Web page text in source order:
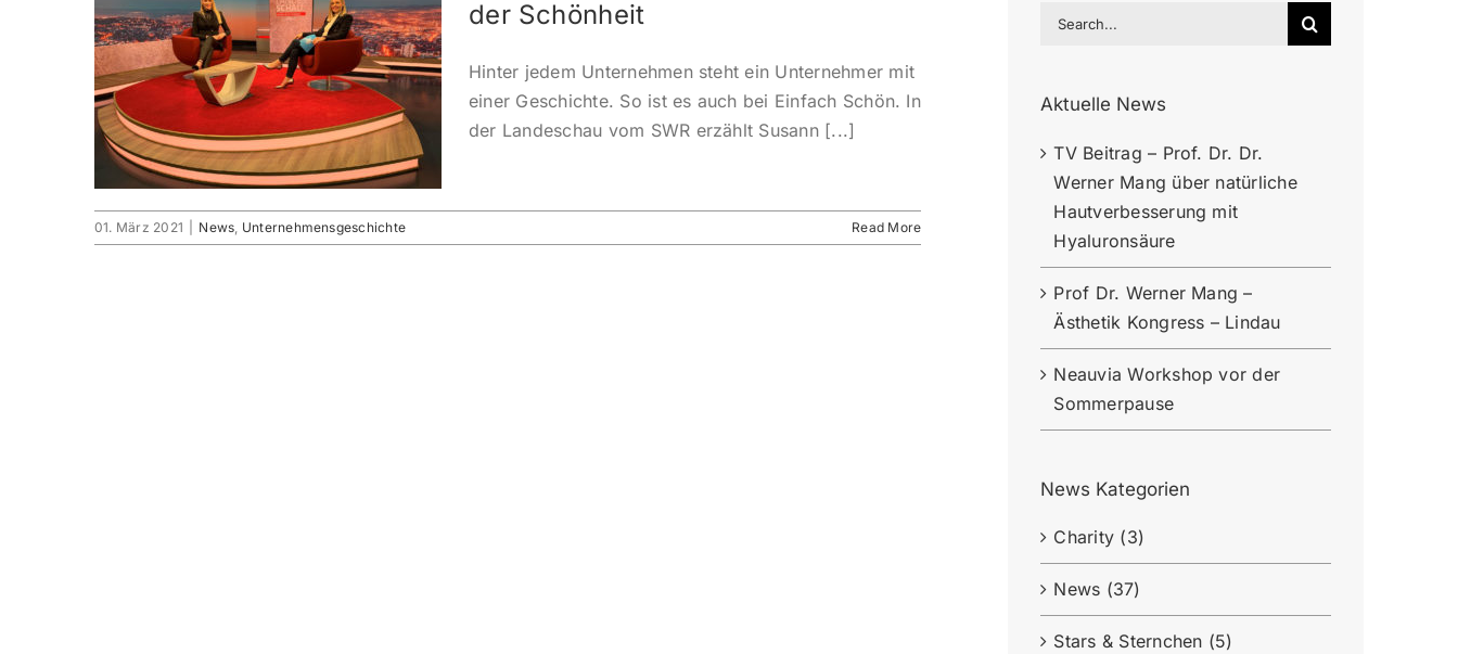
der Schönheit
Hinter jedem Unternehmen steht ein Unternehmer mit
einer Geschichte. So ist es auch bei Einfach Schön. In
der Landeschau vom SWR erzählt Susann [...]
01. März 2021 News, Unternehmensgeschichte Read More
Search
Aktuelle News
TV Beitrag – Prof. Dr. Dr.
Werner Mang über natürliche
Hautverbesserung mit
Hyaluronsäure
Prof Dr. Werner Mang –
Ästhetik Kongress – Lindau
Neauvia Workshop vor der
Sommerpause
News Kategorien
Charity (3)
News (37)
Stars & Sternchen (5)